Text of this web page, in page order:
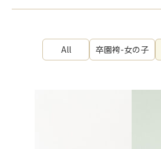
All 卒園袴-女の子